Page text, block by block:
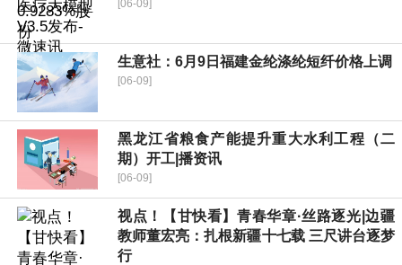
[06-09]
生意社：6月9日福建金纶涤纶短纤价格上调
[06-09]
黑龙江省粮食产能提升重大水利工程（二
期）开工|播资讯
[06-09]
视点！【甘快看】青春华章·丝路逐光|边疆
教师董宏亮：扎根新疆十七载 三尺讲台逐梦
行